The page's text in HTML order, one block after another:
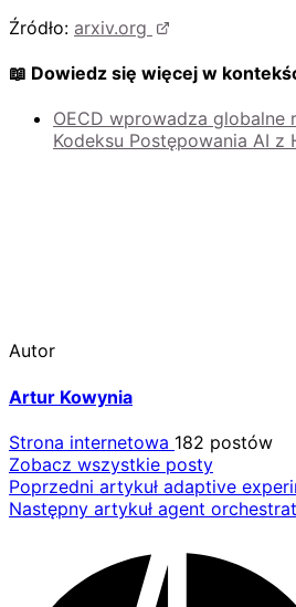
Źródło: arxiv.org
📖 Dowiedz się więcej w
OECD wprowadza globalne
Kodeksu Postępowania AI z
Autor
Artur Kowynia
Strona internetowa 182 postów
Zobacz wszystkie posty
Nawigacja
wpisu
Poprzedni artykuł adaptive
Następny artykuł agent